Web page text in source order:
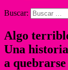
Buscar:
Algo
Una
a quebrarse